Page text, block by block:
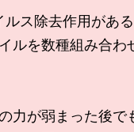
ルス除去作用があ
ルを数種組み合わ
力が弱まった後で